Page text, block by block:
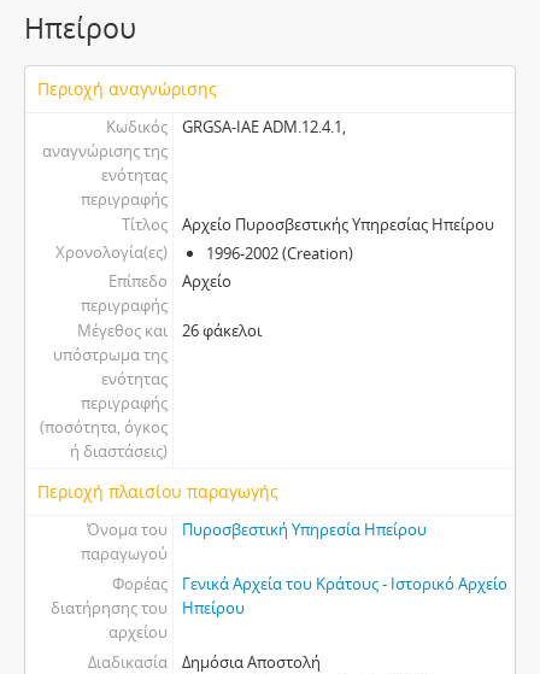
Ηπείρου
Περιοχή αναγνώρισης
Κωδικός
αναγνώρισης της
ενότητας
περιγραφής
GRGSA-IAE ADM.12.4.1,
Τίτλος
Αρχείο Πυροσβεστικής Υπηρεσίας Ηπείρου
Χρονολογία(ες)
1996-2002 (Creation)
Επίπεδο
περιγραφής
Αρχείο
Μέγεθος και
υπόστρωμα της
ενότητας
περιγραφής
(ποσότητα, όγκος
ή διαστάσεις)
26 φάκελοι
Περιοχή πλαισίου παραγωγής
Όνομα του
παραγωγού
Πυροσβεστική Υπηρεσία Ηπείρου
Φορέας
διατήρησης του
αρχείου
Γενικά Αρχεία του Κράτους - Ιστορικό Αρχείο
Ηπείρου
Διαδικασία
Δημόσια Αποστολή